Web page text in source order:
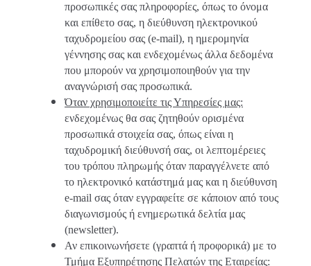
προσωπικές σας πληροφορίες, όπως το όνομα
και επίθετο σας, η διεύθυνση ηλεκτρονικού
ταχυδρομείου σας (e-mail), η ημερομηνία
γέννησης σας και ενδεχομένως άλλα δεδομένα
που μπορούν να χρησιμοποιηθούν για την
αναγνώρισή σας προσωπικά.
Όταν χρησιμοποιείτε τις Υπηρεσίες μας:
ενδεχομένως θα σας ζητηθούν ορισμένα
προσωπικά στοιχεία σας, όπως είναι η
ταχυδρομική διεύθυνσή σας, οι λεπτομέρειες
του τρόπου πληρωμής όταν παραγγέλνετε από
το ηλεκτρονικό κατάστημά μας και η διεύθυνση
e-mail σας όταν εγγραφείτε σε κάποιον από τους
διαγωνισμούς ή ενημερωτικά δελτία μας
(newsletter).
Αν επικοινωνήσετε (γραπτά ή προφορικά) με το
Τμήμα Εξυπηρέτησης Πελατών της Εταιρείας: